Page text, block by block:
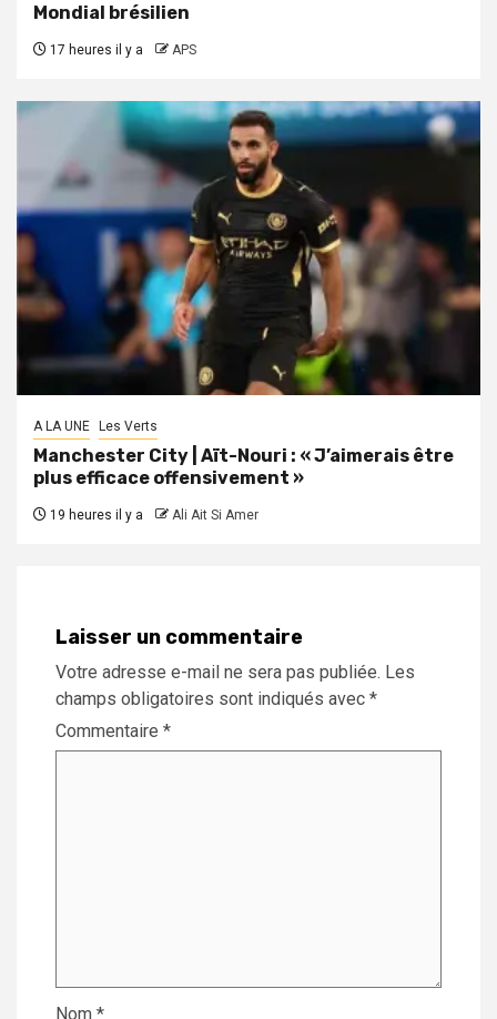
Mondial brésilien
17 heures il y a APS
A LA UNE Les Verts
Manchester City | Aït-Nouri : « J’aimerais être
plus efficace offensivement »
19 heures il y a Ali Ait Si Amer
Laisser un commentaire
Votre adresse e-mail ne sera pas publiée. Les
champs obligatoires sont indiqués avec *
Commentaire *
Nom *